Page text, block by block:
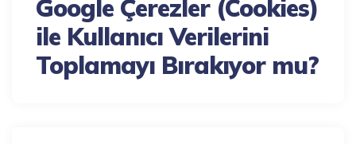
Google Çerezler (Cookies)
ile Kullanıcı Verilerini
Toplamayı Bırakıyor mu?